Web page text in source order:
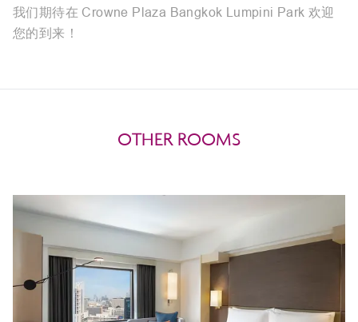
我们期待在 Crowne Plaza Bangkok Lumpini Park 欢迎
您的到来！
OTHER ROOMS